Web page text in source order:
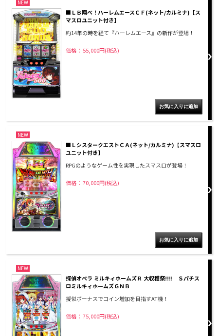
NEW
■ＬＢ翔べ！ハーレムエースＣＦ(ネット/カルミナ)【ス
マスロユニット付き】
約14年の時を経て『ハーレムエース』の新作が登場！
価格： 55,000円(税込)
NEW
■ＬシスタークエストＣＡ(ネット/カルミナ)【スマスロ
ユニット付き】
RPGのようなゲーム性を実現したスマスロが登場！
価格： 70,000円(税込)
NEW
探偵オペラ ミルキィホームズＲ 大収穫祭!!!! Ｓパチス
ロミルキィホームズＧＮＢ
擬似ボーナスでコイン増加を目指すAT機！
価格： 75,000円(税込)